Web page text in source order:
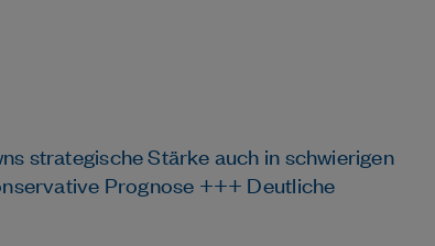
strategische Stärke auch in schwierigen
Prognose +++ Deutliche